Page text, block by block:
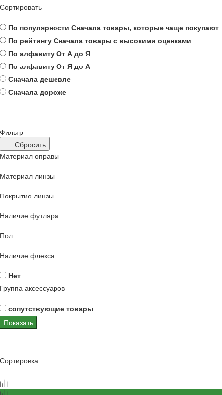
Сортировать
По популярности Сначала товары, которые чаще покупают
По рейтингу Сначала товары с высокими оценками
По алфавиту От А до Я
По алфавиту От Я до А
Сначала дешевле
Сначала дороже
Фильтр
Сбросить
Материал оправы
Материал линзы
Покрытие линзы
Наличие футляра
Пол
Наличие флекса
Нет
Группа аксессуаров
сопутствующие товары
Показать
Сортировка